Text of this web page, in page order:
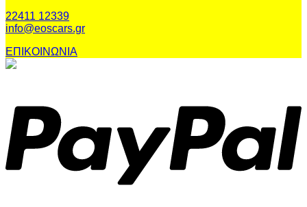
22411 12339
info@eoscars.gr
ΕΠΙΚΟΙΝΩΝΙΑ